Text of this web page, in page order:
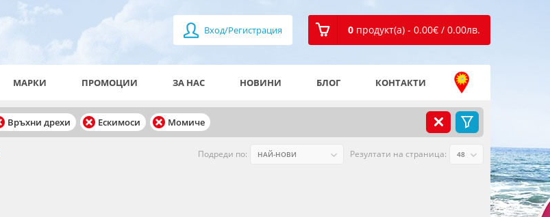
Вход/Регистрация 0 продукт(а) - 0.00€ / 0.00лв.
МАРКИ ПРОМОЦИИ ЗА НАС НОВИНИ БЛОГ КОНТАКТИ
Връхни дрехи Ескимоси Момиче
Подреди по: Резултати на страница: